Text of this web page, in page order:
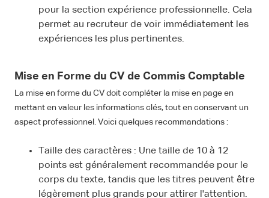
pour la section expérience professionnelle. Cela
permet au recruteur de voir immédiatement les
expériences les plus pertinentes.
Mise en Forme du CV de Commis Comptable
La mise en forme du CV doit compléter la mise en page en
mettant en valeur les informations clés, tout en conservant un
aspect professionnel. Voici quelques recommandations :
Taille des caractères : Une taille de 10 à 12
points est généralement recommandée pour le
corps du texte, tandis que les titres peuvent être
légèrement plus grands pour attirer l'attention.